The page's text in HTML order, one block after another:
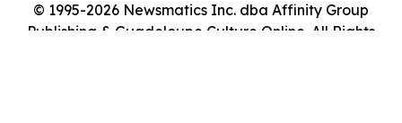
© 1995-2026 Newsmatics Inc. dba Affinity Group
Publishing & Guadeloupe Culture Online. All Rights